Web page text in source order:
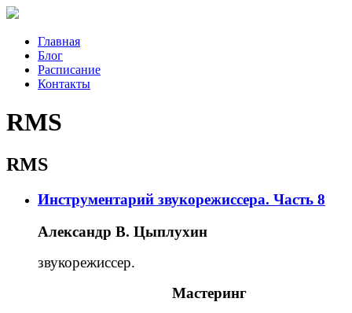
Главная
Блог
Расписание
Контакты
RMS
RMS
Инструментарий звукорежиссера. Часть 8
Александр В. Цыплухин
звукорежиссер.
Мастеринг